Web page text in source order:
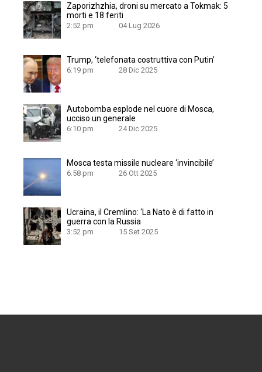
Zaporizhzhia, droni su mercato a Tokmak: 5
morti e 18 feriti
2:52 pm 04 Lug 2026
Trump, ‘telefonata costruttiva con Putin’
6:19 pm 28 Dic 2025
Autobomba esplode nel cuore di Mosca,
ucciso un generale
6:10 pm 24 Dic 2025
Mosca testa missile nucleare ‘invincibile’
6:58 pm 26 Ott 2025
Ucraina, il Cremlino: ‘La Nato è di fatto in
guerra con la Russia
3:52 pm 15 Set 2025